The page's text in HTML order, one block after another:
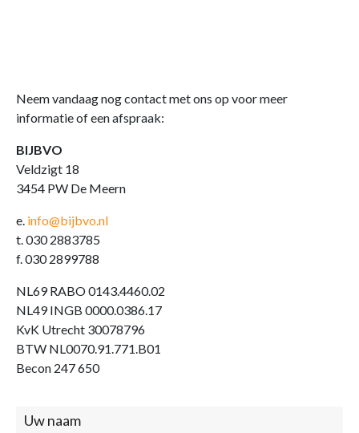
Neem vandaag nog contact met ons op voor meer
informatie of een afspraak:
BIJBVO
Veldzigt 18
3454 PW De Meern
e. info@bijbvo.nl
t. 030 2883785
f. 030 2899788
NL69 RABO 0143.4460.02
NL49 INGB 0000.0386.17
KvK Utrecht 30078796
BTW NL0070.91.771.B01
Becon 247 650
Contact